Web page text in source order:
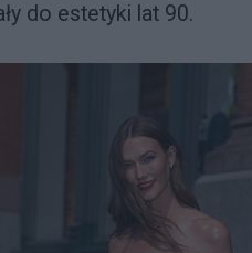
do estetyki lat 90.